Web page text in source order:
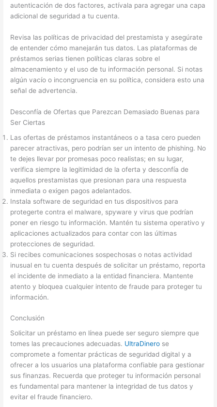
autenticación de dos factores, actívala para agregar una capa
adicional de seguridad a tu cuenta.
Revisa las políticas de privacidad del prestamista y asegúrate
de entender cómo manejarán tus datos. Las plataformas de
préstamos serias tienen políticas claras sobre el
almacenamiento y el uso de tu información personal. Si notas
algún vacío o incongruencia en su política, considera esto una
señal de advertencia.
Desconfía de Ofertas que Parezcan Demasiado Buenas para
Ser Ciertas
Las ofertas de préstamos instantáneos o a tasa cero pueden
parecer atractivas, pero podrían ser un intento de phishing. No
te dejes llevar por promesas poco realistas; en su lugar,
verifica siempre la legitimidad de la oferta y desconfía de
aquellos prestamistas que presionan para una respuesta
inmediata o exigen pagos adelantados.
Instala software de seguridad en tus dispositivos para
protegerte contra el malware, spyware y virus que podrían
poner en riesgo tu información. Mantén tu sistema operativo y
aplicaciones actualizados para contar con las últimas
protecciones de seguridad.
Si recibes comunicaciones sospechosas o notas actividad
inusual en tu cuenta después de solicitar un préstamo, reporta
el incidente de inmediato a la entidad financiera. Mantente
atento y bloquea cualquier intento de fraude para proteger tu
información.
Conclusión
Solicitar un préstamo en línea puede ser seguro siempre que
tomes las precauciones adecuadas. UltraDinero se
compromete a fomentar prácticas de seguridad digital y a
ofrecer a los usuarios una plataforma confiable para gestionar
sus finanzas. Recuerda que proteger tu información personal
es fundamental para mantener la integridad de tus datos y
evitar el fraude financiero.